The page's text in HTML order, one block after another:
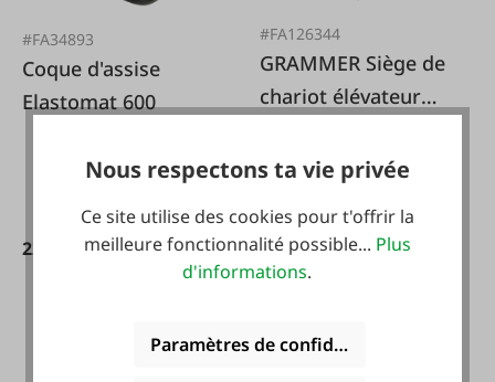
#FA34893
Coque d'assise
Elastomat 600
229,50 €*
#FA126344
GRAMMER Siège de
chariot élévateur
229,90 €*
Nous respectons ta vie privée
Ce site utilise des cookies pour t'offrir la
meilleure fonctionnalité possible... Plus
d'informations.
Paramètres de confidentialité